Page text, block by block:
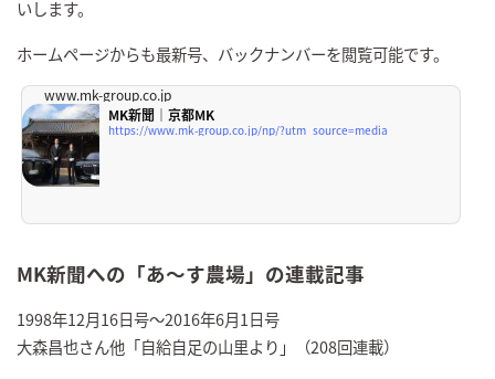
いします。
ホームページからも最新号、バックナンバーを閲覧可能です。
www.mk-group.co.jp
MK新聞｜京都MK
https://www.mk-group.co.jp/np/?utm_source=media
MK新聞への「あ～す農場」の連載記事
1998年12月16日号～2016年6月1日号
大森昌也さん他「自給自足の山里より」（208回連載）